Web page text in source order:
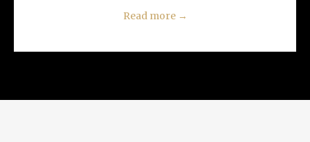
Read more →